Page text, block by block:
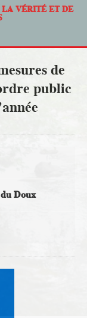
LA VÉRITÉ ET DE
de
public
Doux